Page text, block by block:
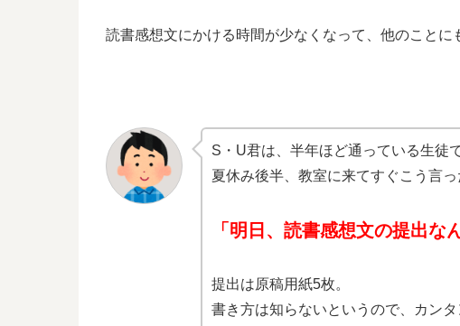
読書感想文にかける時間が少なくなって、他のことに
S・U君は、半年ほど通っている生徒で
夏休み後半、教室に来てすぐこう言っ
「明日、読書感想文の提出な
提出は原稿用紙5枚。
書き方は知らないというので、カンタ